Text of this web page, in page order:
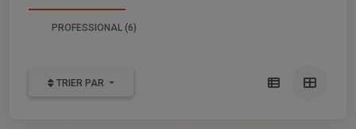
PROFESSIONAL (6)
TRIER PAR